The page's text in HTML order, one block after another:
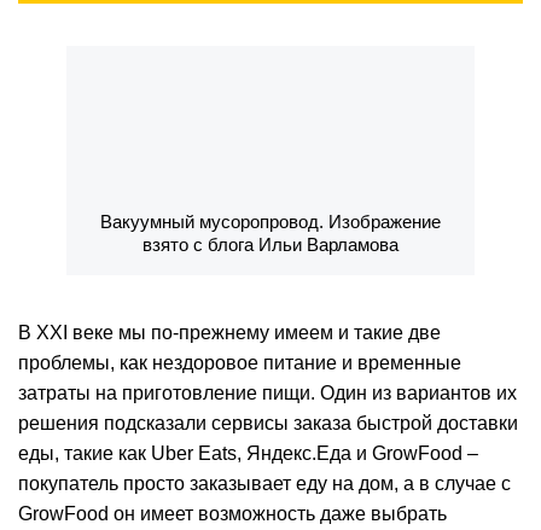
Вакуумный мусоропровод. Изображение
взято с блога Ильи Варламова
В XXI веке мы по-прежнему имеем и такие две
проблемы, как нездоровое питание и временные
затраты на приготовление пищи. Один из вариантов их
решения подсказали сервисы заказа быстрой доставки
еды, такие как Uber Eats, Яндекс.Еда и GrowFood –
покупатель просто заказывает еду на дом, а в случае с
GrowFood он имеет возможность даже выбрать